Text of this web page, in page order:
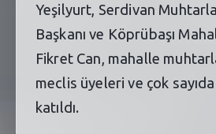
Yeşilyurt, Serdivan
Başkanı ve Köprübaşı
Fikret Can, mahalle
meclis üyeleri ve çok
katıldı.